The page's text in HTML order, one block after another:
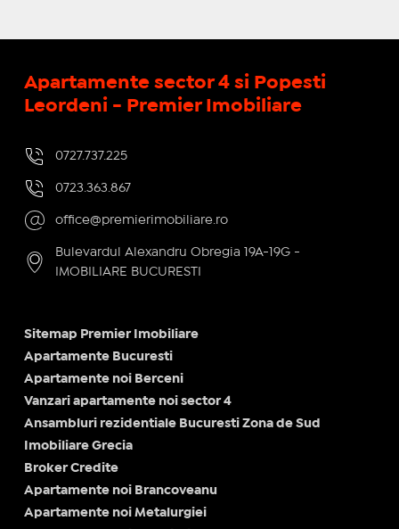
Apartamente sector 4 si Popesti
Leordeni - Premier Imobiliare
0727.737.225
0723.363.867
office@premierimobiliare.ro
Bulevardul Alexandru Obregia 19A-19G -
IMOBILIARE BUCURESTI
Sitemap Premier Imobiliare
Apartamente Bucuresti
Apartamente noi Berceni
Vanzari apartamente noi sector 4
Ansambluri rezidentiale Bucuresti Zona de Sud
Imobiliare Grecia
Broker Credite
Apartamente noi Brancoveanu
Apartamente noi Metalurgiei